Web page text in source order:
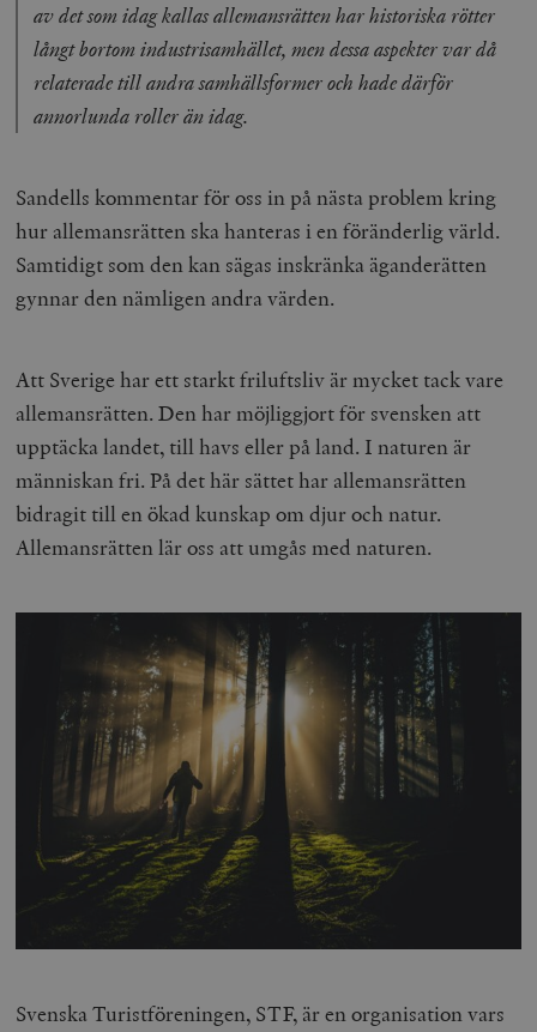
av det som idag kallas allemansrätten har historiska rötter
långt bortom industrisamhället, men dessa aspekter var då
relaterade till andra samhällsformer och hade därför
annorlunda roller än idag.
Sandells kommentar för oss in på nästa problem kring
hur allemansrätten ska hanteras i en föränderlig värld.
Samtidigt som den kan sägas inskränka äganderätten
gynnar den nämligen andra värden.
Att Sverige har ett starkt friluftsliv är mycket tack vare
allemansrätten. Den har möjliggjort för svensken att
upptäcka landet, till havs eller på land. I naturen är
människan fri. På det här sättet har allemansrätten
bidragit till en ökad kunskap om djur och natur.
Allemansrätten lär oss att umgås med naturen.
Svenska Turistföreningen, STF, är en organisation vars